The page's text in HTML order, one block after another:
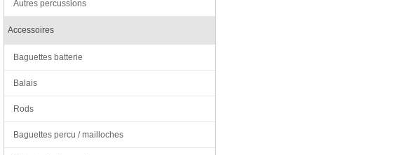
Autres percussions
Accessoires
Baguettes batterie
Balais
Rods
Baguettes percu / mailloches